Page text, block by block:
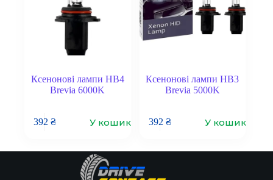
Ксенонові лампи HB4
Brevia 6000K
392₴ У кошик
Ксенонові лампи HB3
Brevia 5000K
392 ₴ У кошик